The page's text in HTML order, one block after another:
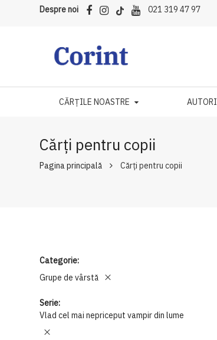
Despre noi 021 319 47 97
CĂRȚILE NOASTRE AUTORI
Cărți pentru copii
Pagina principală Cărți pentru copii
Categorie
Grupe de vârstă
Serie
Vlad cel mai nepriceput vampir din lume